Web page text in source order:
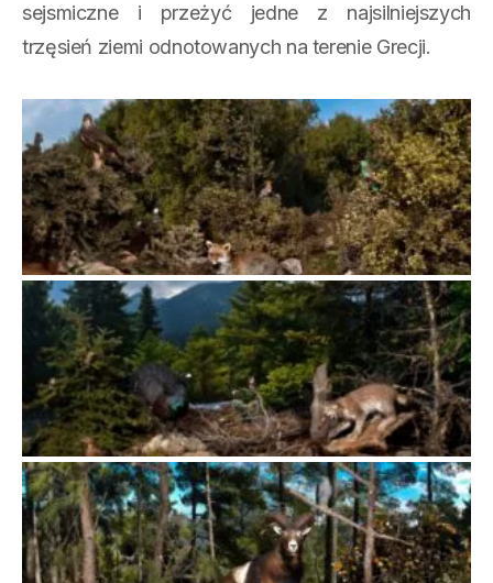
sejsmiczne i przeżyć jedne z najsilniejszych
trzęsień ziemi odnotowanych na terenie Grecji.